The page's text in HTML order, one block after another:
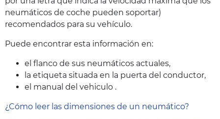
neumáticos de coche pueden soportar)
recomendados para su vehículo.
Puede encontrar esta información en:
el flanco de sus neumáticos actuales,
la etiqueta situada en la puerta del conductor,
el manual del vehiculo .
¿Cómo leer las dimensiones de un neumático?